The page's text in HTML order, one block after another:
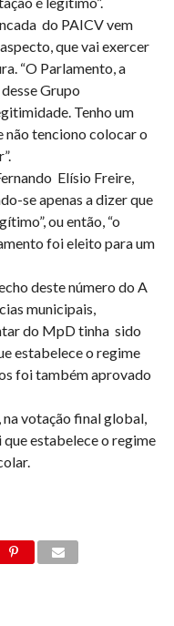
do PAICV vem
que vai exercer
“O Parlamento, a
Grupo
Tenho um
não tenciono colocar o
Elísio Freire,
se apenas a dizer que
ou então, “o
foi eleito para um
deste número do A
municipais,
do MpD tinha sido
estabelece o regime
foi também aprovado
votação final global,
estabelece o regime